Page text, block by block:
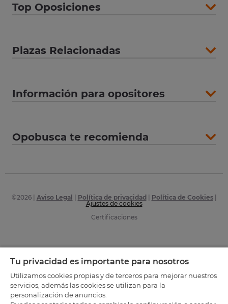
Top Oposiciones
Plazas Relacionadas
Información para opositores
Opobusca te recomienda
©2026| Aviso Legal | Política de privacidad| Política de Cookies|
Ajustes de cookies
Certificaciones
Tu privacidad es importante para nosotros
Utilizamos cookies propias y de terceros para mejorar nuestros
servicios, además las cookies se utilizan para la
personalización de anuncios.